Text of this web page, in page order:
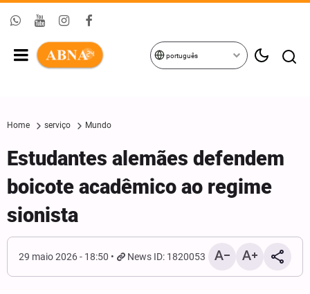
português
Home serviço Mundo
Estudantes alemães defendem
boicote acadêmico ao regime
sionista
29 maio 2026 - 18:50 News ID: 1820053